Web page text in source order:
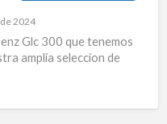
2024
Glc 300 que tenemos
amplia seleccion de